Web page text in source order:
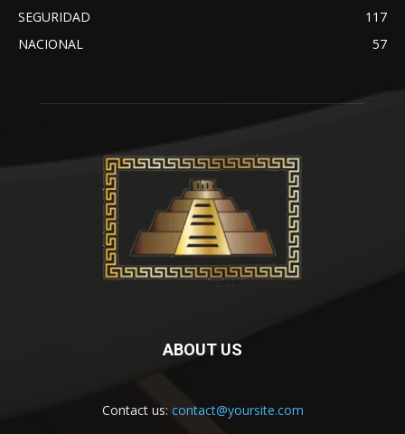
SEGURIDAD
117
NACIONAL
57
ABOUT US
Contact us: contact@yoursite.com